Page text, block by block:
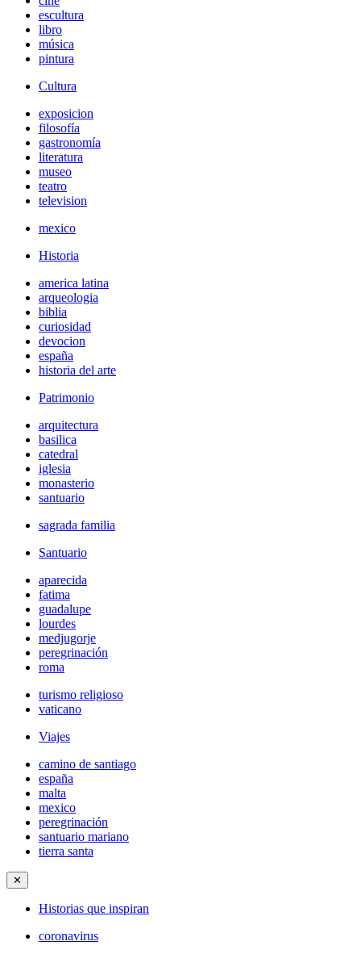
escultura
libro
música
pintura
Cultura
exposicion
filosofía
gastronomía
literatura
museo
teatro
television
mexico
Historia
america latina
arqueologia
biblia
curiosidad
devocion
españa
historia del arte
Patrimonio
arquitectura
basilica
catedral
iglesia
monasterio
santuario
sagrada familia
Santuario
aparecida
fatima
guadalupe
lourdes
medjugorje
peregrinación
roma
turismo religioso
vaticano
Viajes
camino de santiago
españa
malta
mexico
peregrinación
santuario mariano
tierra santa
✕
Historias que inspiran
coronavirus